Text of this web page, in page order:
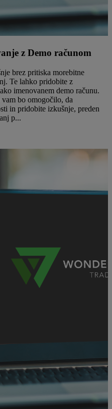
z Demo računom
brez pritiska morebitne
Te lahko pridobite z
imenovanem demo računu.
bo omogočilo, da
in pridobite izkušnje, preden
p...